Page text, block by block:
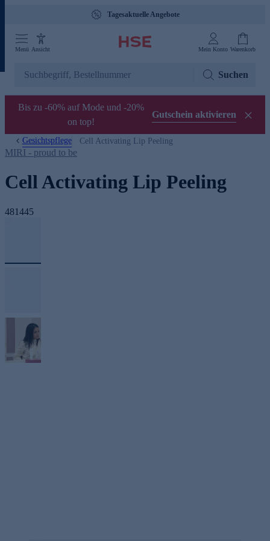
Tagesaktuelle Angebote
Menü Ansicht Mein Konto Warenkorb
Suchen
Bis zu -60% auf Mode und -20%
on top!
Gutschein aktivieren
Gesichtspflege Cell Activating Lip Peeling
MIRI - proud to be
Cell Activating Lip Peeling
481445